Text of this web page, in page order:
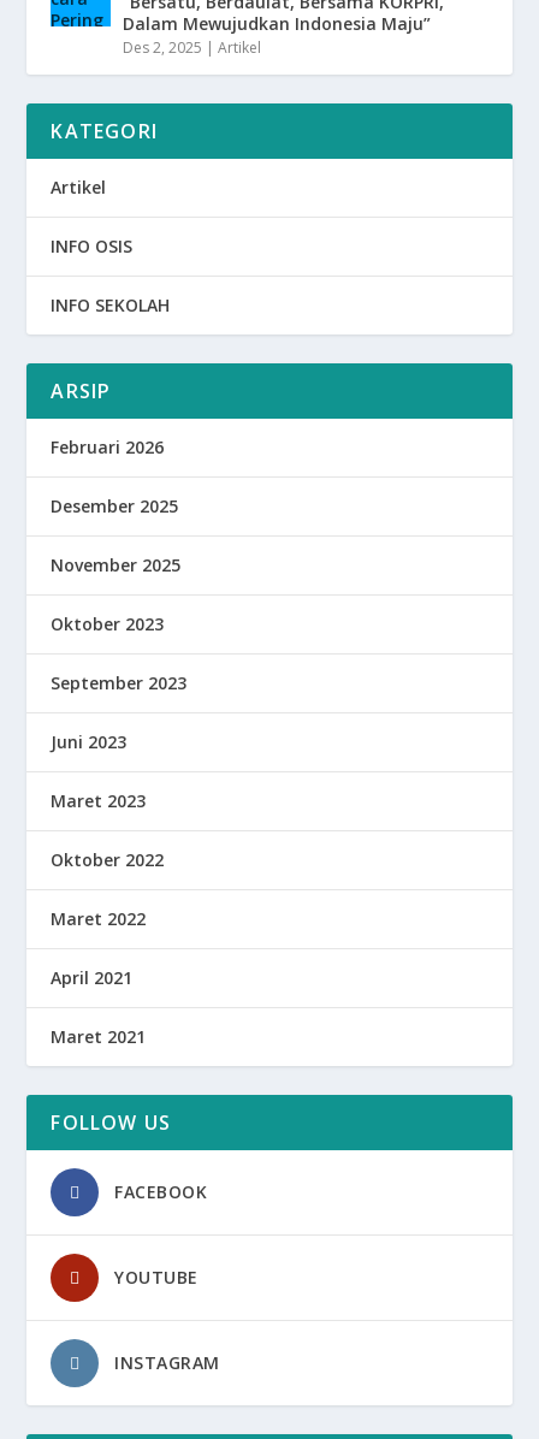
Dalam Mewujudkan Indonesia Maju”
Des 2, 2025 |Artikel
KATEGORI
Artikel
INFO OSIS
INFO SEKOLAH
ARSIP
Februari 2026
Desember 2025
November 2025
Oktober 2023
September 2023
Juni 2023
Maret 2023
Oktober 2022
Maret 2022
April 2021
Maret 2021
FOLLOW US
FACEBOOK
YOUTUBE
INSTAGRAM